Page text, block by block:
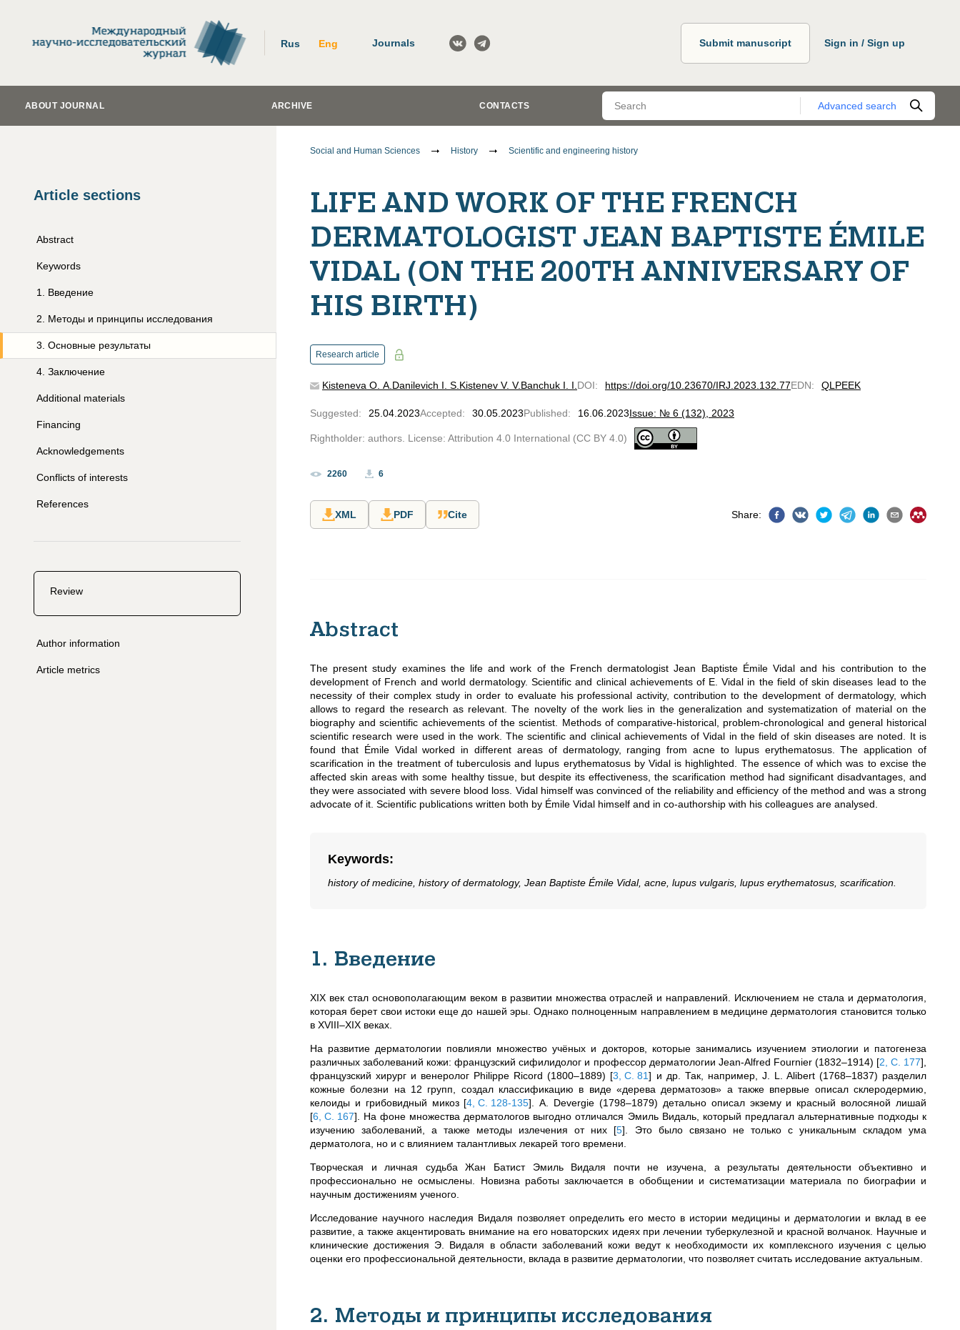
Rus Eng Journals Submit manuscript Sign in / Sign up
ABOUT JOURNAL ARCHIVE CONTACTS Advanced search
Article sections
Abstract
Keywords
1 Введение
2 Методы и принципы исследования
3 Основные результаты
4 Заключение
Additional materials
Financing
Acknowledgements
Conflicts of interests
References
Review
Author information
Article metrics
Social and Human Sciences History Scientific and engineering history
LIFE AND WORK OF THE FRENCH
DERMATOLOGIST JEAN BAPTISTE ÉMILE
VIDAL (ON THE 200TH ANNIVERSARY OF
HIS BIRTH)
Research article
Kisteneva O. A. Danilevich I. S. Kistenev V. V.Banchuk I. I. DOI: https://doi.org/10.23670/IRJ.2023.132.77EDN: QLPEEK
Suggested: 25.04.2023Accepted: 30.05.2023Published: 16.06.2023Issue: № 6 (132), 2023
Rightholder: authors. License: Attribution 4.0 International (CC BY 4.0)
2260 6
XML PDF Cite Share:
Abstract
The present study examines the life and work of the French dermatologist Jean Baptiste Émile Vidal and his contribution to the
development of French and world dermatology. Scientific and clinical achievements of E. Vidal in the field of skin diseases lead to the
necessity of their complex study in order to evaluate his professional activity, contribution to the development of dermatology, which
allows to regard the research as relevant. The novelty of the work lies in the generalization and systematization of material on the
biography and scientific achievements of the scientist. Methods of comparative-historical, problem-chronological and general historical
scientific research were used in the work. The scientific and clinical achievements of Vidal in the field of skin diseases are noted. It is
found that Émile Vidal worked in different areas of dermatology, ranging from acne to lupus erythematosus. The application of
scarification in the treatment of tuberculosis and lupus erythematosus by Vidal is highlighted. The essence of which was to excise the
affected skin areas with some healthy tissue, but despite its effectiveness, the scarification method had significant disadvantages, and
they were associated with severe blood loss. Vidal himself was convinced of the reliability and efficiency of the method and was a strong
advocate of it. Scientific publications written both by Émile Vidal himself and in co-authorship with his colleagues are analysed.
Keywords:
history of medicine, history of dermatology, Jean Baptiste Émile Vidal, acne, lupus vulgaris, lupus erythematosus, scarification.
1. Введение
XIX век стал основополагающим веком в развитии множества отраслей и направлений. Исключением не стала и дерматология,
которая берет свои истоки еще до нашей эры. Однако полноценным направлением в медицине дерматология становится только
в XVIII–XIX веках.
На развитие дерматологии повлияли множество учёных и докторов, которые занимались изучением этиологии и патогенеза
различных заболеваний кожи: французский сифилидолог и профессор дерматологии Jean-Alfred Fournier (1832–1914) [2, С. 177]
французский хирург и венеролог Philippe Ricord (1800–1889) [3, С. 81] и др. Так, например, J. L. Alibert (1768–1837) разделил
кожные болезни на 12 групп, создал классификацию в виде «дерева дерматозов» а также впервые описал склеродермию,
келоиды и грибовидный микоз [4, С. 128-135] . A. Devergie (1798–1879) детально описал экзему и красный волосяной лишай
[6, С. 167] . На фоне множества дерматологов выгодно отличался Эмиль Видаль, который предлагал альтернативные подходы к
изучению заболеваний, а также методы излечения от них [5] . Это было связано не только с уникальным складом ума
дерматолога, но и с влиянием талантливых лекарей того времени.
Творческая и личная судьба Жан Батист Эмиль Видаля почти не изучена, а результаты деятельности объективно и
профессионально не осмыслены. Новизна работы заключается в обобщении и систематизации материала по биографии и
научным достижениям ученого.
Исследование научного наследия Видаля позволяет определить его место в истории медицины и дерматологии и вклад в ее
развитие, а также акцентировать внимание на его новаторских идеях при лечении туберкулезной и красной волчанок. Научные и
клинические достижения Э. Видаля в области заболеваний кожи ведут к необходимости их комплексного изучения с целью
оценки его профессиональной деятельности, вклада в развитие дерматологии, что позволяет считать исследование актуальным.
2. Методы и принципы исследования